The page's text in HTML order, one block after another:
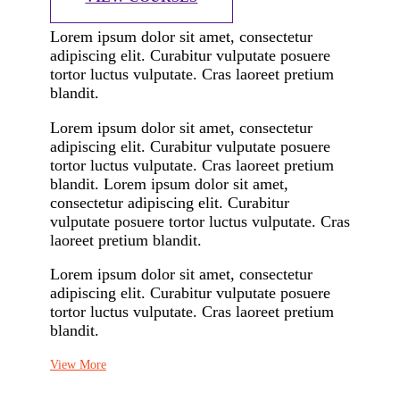
Lorem ipsum dolor sit amet, consectetur
adipiscing elit. Curabitur vulputate posuere
tortor luctus vulputate. Cras laoreet pretium
blandit.
Lorem ipsum dolor sit amet, consectetur
adipiscing elit. Curabitur vulputate posuere
tortor luctus vulputate. Cras laoreet pretium
blandit. Lorem ipsum dolor sit amet,
consectetur adipiscing elit. Curabitur
vulputate posuere tortor luctus vulputate. Cras
laoreet pretium blandit.
Lorem ipsum dolor sit amet, consectetur
adipiscing elit. Curabitur vulputate posuere
tortor luctus vulputate. Cras laoreet pretium
blandit.
View More